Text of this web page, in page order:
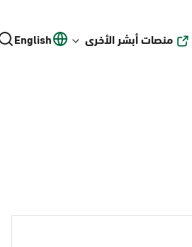
منصات أبشر الأخرى English